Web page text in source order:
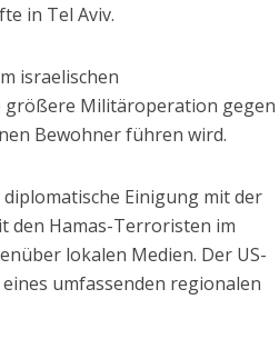
in Tel Aviv.
israelischen
größere Militäroperation gegen
Bewohner führen wird.
Einigung mit der
den Hamas-Terroristen im
lokalen Medien. Der US-
umfassenden regionalen